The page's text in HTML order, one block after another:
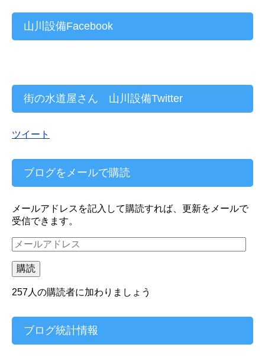
山川設備Facebook
街の水道屋さん 山川設備Twitter
ツイート
ブログをメールで購読
メールアドレスを記入して購読すれば、更新をメールで
受信できます。
メ
ー
ル
ア
ド
ス
購読
257人の購読者に加わりましょう
ブログ統計情報